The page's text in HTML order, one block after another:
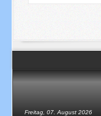
Freitag, 07. August 2026